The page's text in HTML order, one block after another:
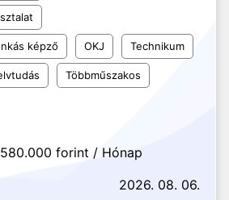
képző OKJ Technikum
Többműszakos
forint / Hónap
2026. 08. 06.